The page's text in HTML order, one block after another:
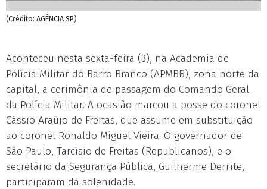
(Crédito: AGÊNCIA SP)
Aconteceu nesta sexta-feira (3), na Academia de
Polícia Militar do Barro Branco (APMBB), zona norte da
capital, a cerimônia de passagem do Comando Geral
da Polícia Militar. A ocasião marcou a posse do coronel
Cássio Araújo de Freitas, que assume em substituição
ao coronel Ronaldo Miguel Vieira. O governador de
São Paulo, Tarcísio de Freitas (Republicanos), e o
secretário da Segurança Pública, Guilherme Derrite,
participaram da solenidade.